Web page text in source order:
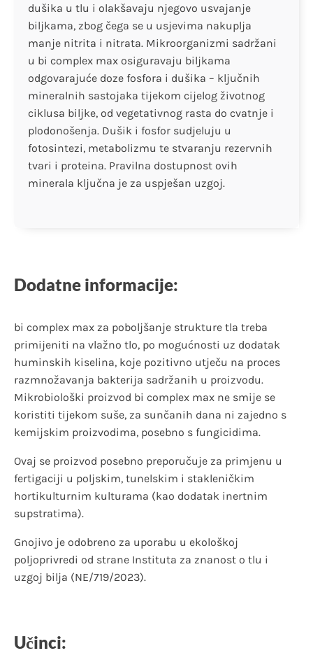
dušika u tlu i olakšavaju njegovo usvajanje
biljkama, zbog čega se u usjevima nakuplja
manje nitrita i nitrata. Mikroorganizmi sadržani
u bi complex max osiguravaju biljkama
odgovarajuće doze fosfora i dušika – ključnih
mineralnih sastojaka tijekom cijelog životnog
ciklusa biljke, od vegetativnog rasta do cvatnje i
plodonošenja. Dušik i fosfor sudjeluju u
fotosintezi, metabolizmu te stvaranju rezervnih
tvari i proteina. Pravilna dostupnost ovih
minerala ključna je za uspješan uzgoj.
Dodatne informacije:
bi complex max za poboljšanje strukture tla treba
primijeniti na vlažno tlo, po mogućnosti uz dodatak
huminskih kiselina, koje pozitivno utječu na proces
razmnožavanja bakterija sadržanih u proizvodu.
Mikrobiološki proizvod bi complex max ne smije se
koristiti tijekom suše, za sunčanih dana ni zajedno s
kemijskim proizvodima, posebno s fungicidima.
Ovaj se proizvod posebno preporučuje za primjenu u
fertigaciji u poljskim, tunelskim i stakleničkim
hortikulturnim kulturama (kao dodatak inertnim
supstratima).
Gnojivo je odobreno za uporabu u ekološkoj
poljoprivredi od strane Instituta za znanost o tlu i
uzgoj bilja (NE/719/2023).
Učinci: